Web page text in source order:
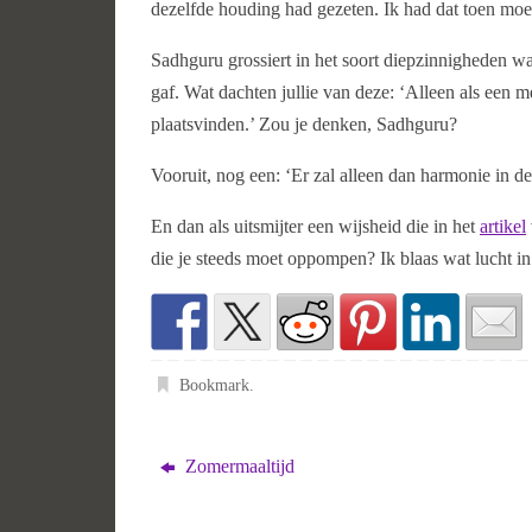
dezelfde houding had gezeten. Ik had dat toen
Sadhguru grossiert in het soort diepzinnigheden
gaf. Wat dachten jullie van deze: ‘Alleen als een
plaatsvinden.’ Zou je denken, Sadhguru?
Vooruit, nog een: ‘Er zal alleen dan harmonie in
En dan als uitsmijter een wijsheid die in het artikel
die je steeds moet oppompen? Ik blaas wat lucht
Bookmark
Zomermaaltijd